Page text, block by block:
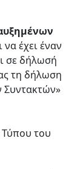
να έχει έναν
σε δήλωσή
τη δήλωση
Συντακτών»
του